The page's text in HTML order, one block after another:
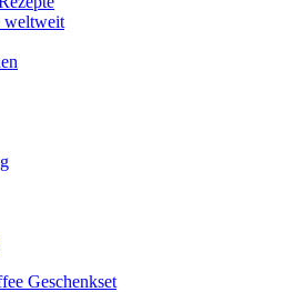
weltweit
Geschenkset